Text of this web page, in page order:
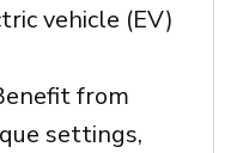
vehicle (EV)
from
settings,